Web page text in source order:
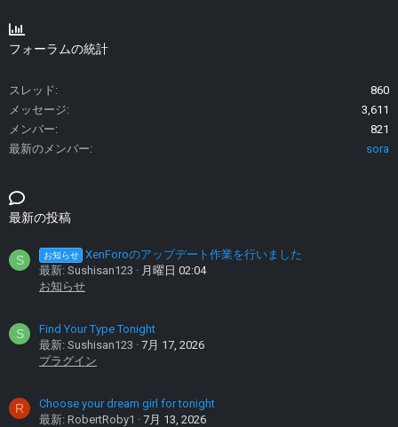
フォーラムの統計
スレッド
860
メッセージ
3,611
メンバー
821
最新のメンバー
sora
最新の投稿
S お知らせ XenForoのアップデート作業を行いました
最新: Sushisan123
月曜日 02:04
お知らせ
S
Find Your Type Tonight
最新: Sushisan123
7月 17, 2026
プラグイン
R
Choose your dream girl for tonight
最新: RobertRoby1
7月 13, 2026